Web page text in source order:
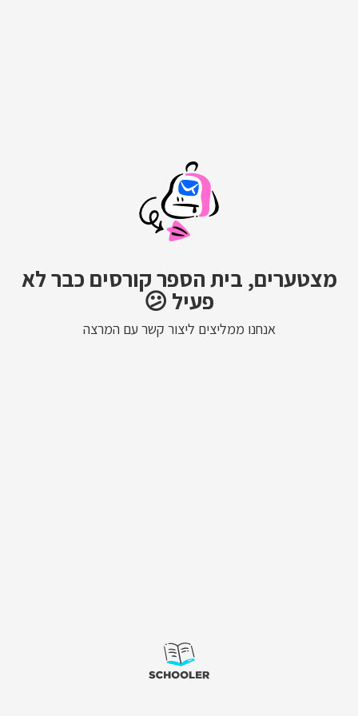
מצטערים, בית הספר קורסים כבר לא
פעיל 😕
אנחנו ממליצים ליצור קשר עם המרצה